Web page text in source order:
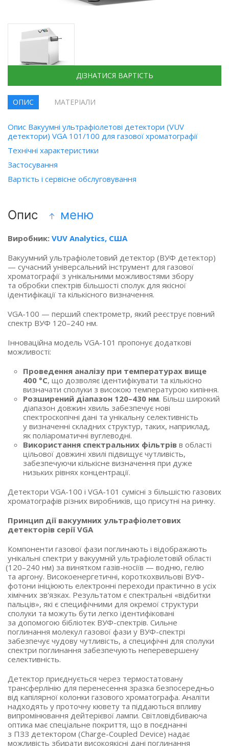
ДІЗНАТИСЯ ВАРТІСТЬ
ОПИС МАТЕРІАЛИ
Опис Вакуумні ультрафіолетові детектори (VUV
детектори) VGA 101/100 для газової хроматографії
Технічні характеристики
Застосування
Вартість і сервісне обслуговування
Опис меню
Виробник: VUV Analytics, США
Вакуумний ультрафіолетовий детектор (ВУФ детектор)
— сучасний універсальний інструмент для газової
хроматографії з унікальними можливостями збору
та обробки спектрів більшості сполук для якісної
ідентифікації та кількісного визначення.
VGA-100 — перший спектрометр, який реєструє повний
спектр ВУФ 120–240 нм.
Інноваційна модель VGA-101 пропонує додаткові
можливості:
Проведення аналізу при температурах вище
400 °C, що дозволяє ідентифікувати та кількісно
визначати сполуки з високою температурою кипіння.
Розширений діапазон 120–430 нм. Більш широкий
діапазон довжин хвиль забезпечує нові
спектроскопічні дані та унікальну селективність
у визначенні складних структур, таких, наприклад,
як поліароматичні вуглеводні.
Використання спектральних фільтрів в області
цільової довжині хвилі підвищує чутливість,
забезпечуючи кількісне визначення при дуже
низьких рівнях концентрації.
Детектори VGA-100 і VGA-101 сумісні з більшістю газових
хроматографів різних виробників, що присутні на ринку.
Принцип дії вакуумних ультрафіолетових
детекторів серії VGA
Компоненти газової фази поглинають і відображають
унікальні спектри у вакуумній ультрафіолетовій області
(120–240 нм) за винятком газів-носіїв — водню, гелію
та аргону. Високоенергетичні, короткохвильові ВУФ-
фотони ініціюють електронні переходи практично в усіх
хімічних зв'язках. Результатом є спектральні «відбитки
пальців», які є специфічними для окремої структури
сполуки та можуть бути легко ідентифіковані
за допомогою бібліотек ВУФ-спектрів. Сильне
поглинання молекул газової фази у ВУФ-спектрі
забезпечує чудову чутливість, а специфічні для сполуки
спектри поглинання забезпечують неперевершену
селективність.
Детектор приєднується через термостатовану
трансферлінію для перенесення зразка безпосередньо
від капілярної колонки газового хроматографа. Аналіти
надходять у проточну кювету та піддаються впливу
випромінювання дейтерієвої лампи. Світловідбиваюча
оптика має спеціальне покриття, що в поєднанні
з ПЗЗ детектором (Charge-Coupled Device) надає
можливість збирати високоякісні дані поглинання